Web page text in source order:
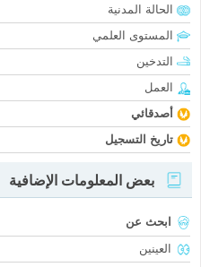
الحالة المدنية
المستوى العلمي
التدخين
العمل
أصدقائي
تاريخ التسجيل
بعض المعلومات الإضافية
ابحث عن
العينين